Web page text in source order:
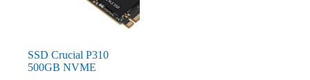
SSD Crucial P310
500GB NVME